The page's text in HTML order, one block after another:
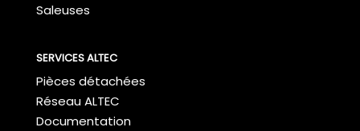
Saleuses
SERVICES ALTEC
Pièces détachées
Réseau ALTEC
Documentation